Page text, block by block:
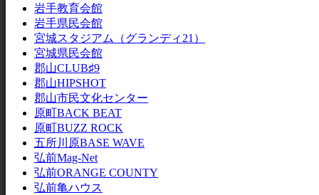
岩手教育会館
岩手県民会館
宮城スタジアム（グランディ21）
宮城県民会館
郡山CLUB♯9
郡山HIPSHOT
郡山市民文化センター
原町BACK BEAT
原町BUZZ ROCK
五所川原BASE WAVE
弘前Mag-Net
弘前ORANGE COUNTY
弘前亀ハウス